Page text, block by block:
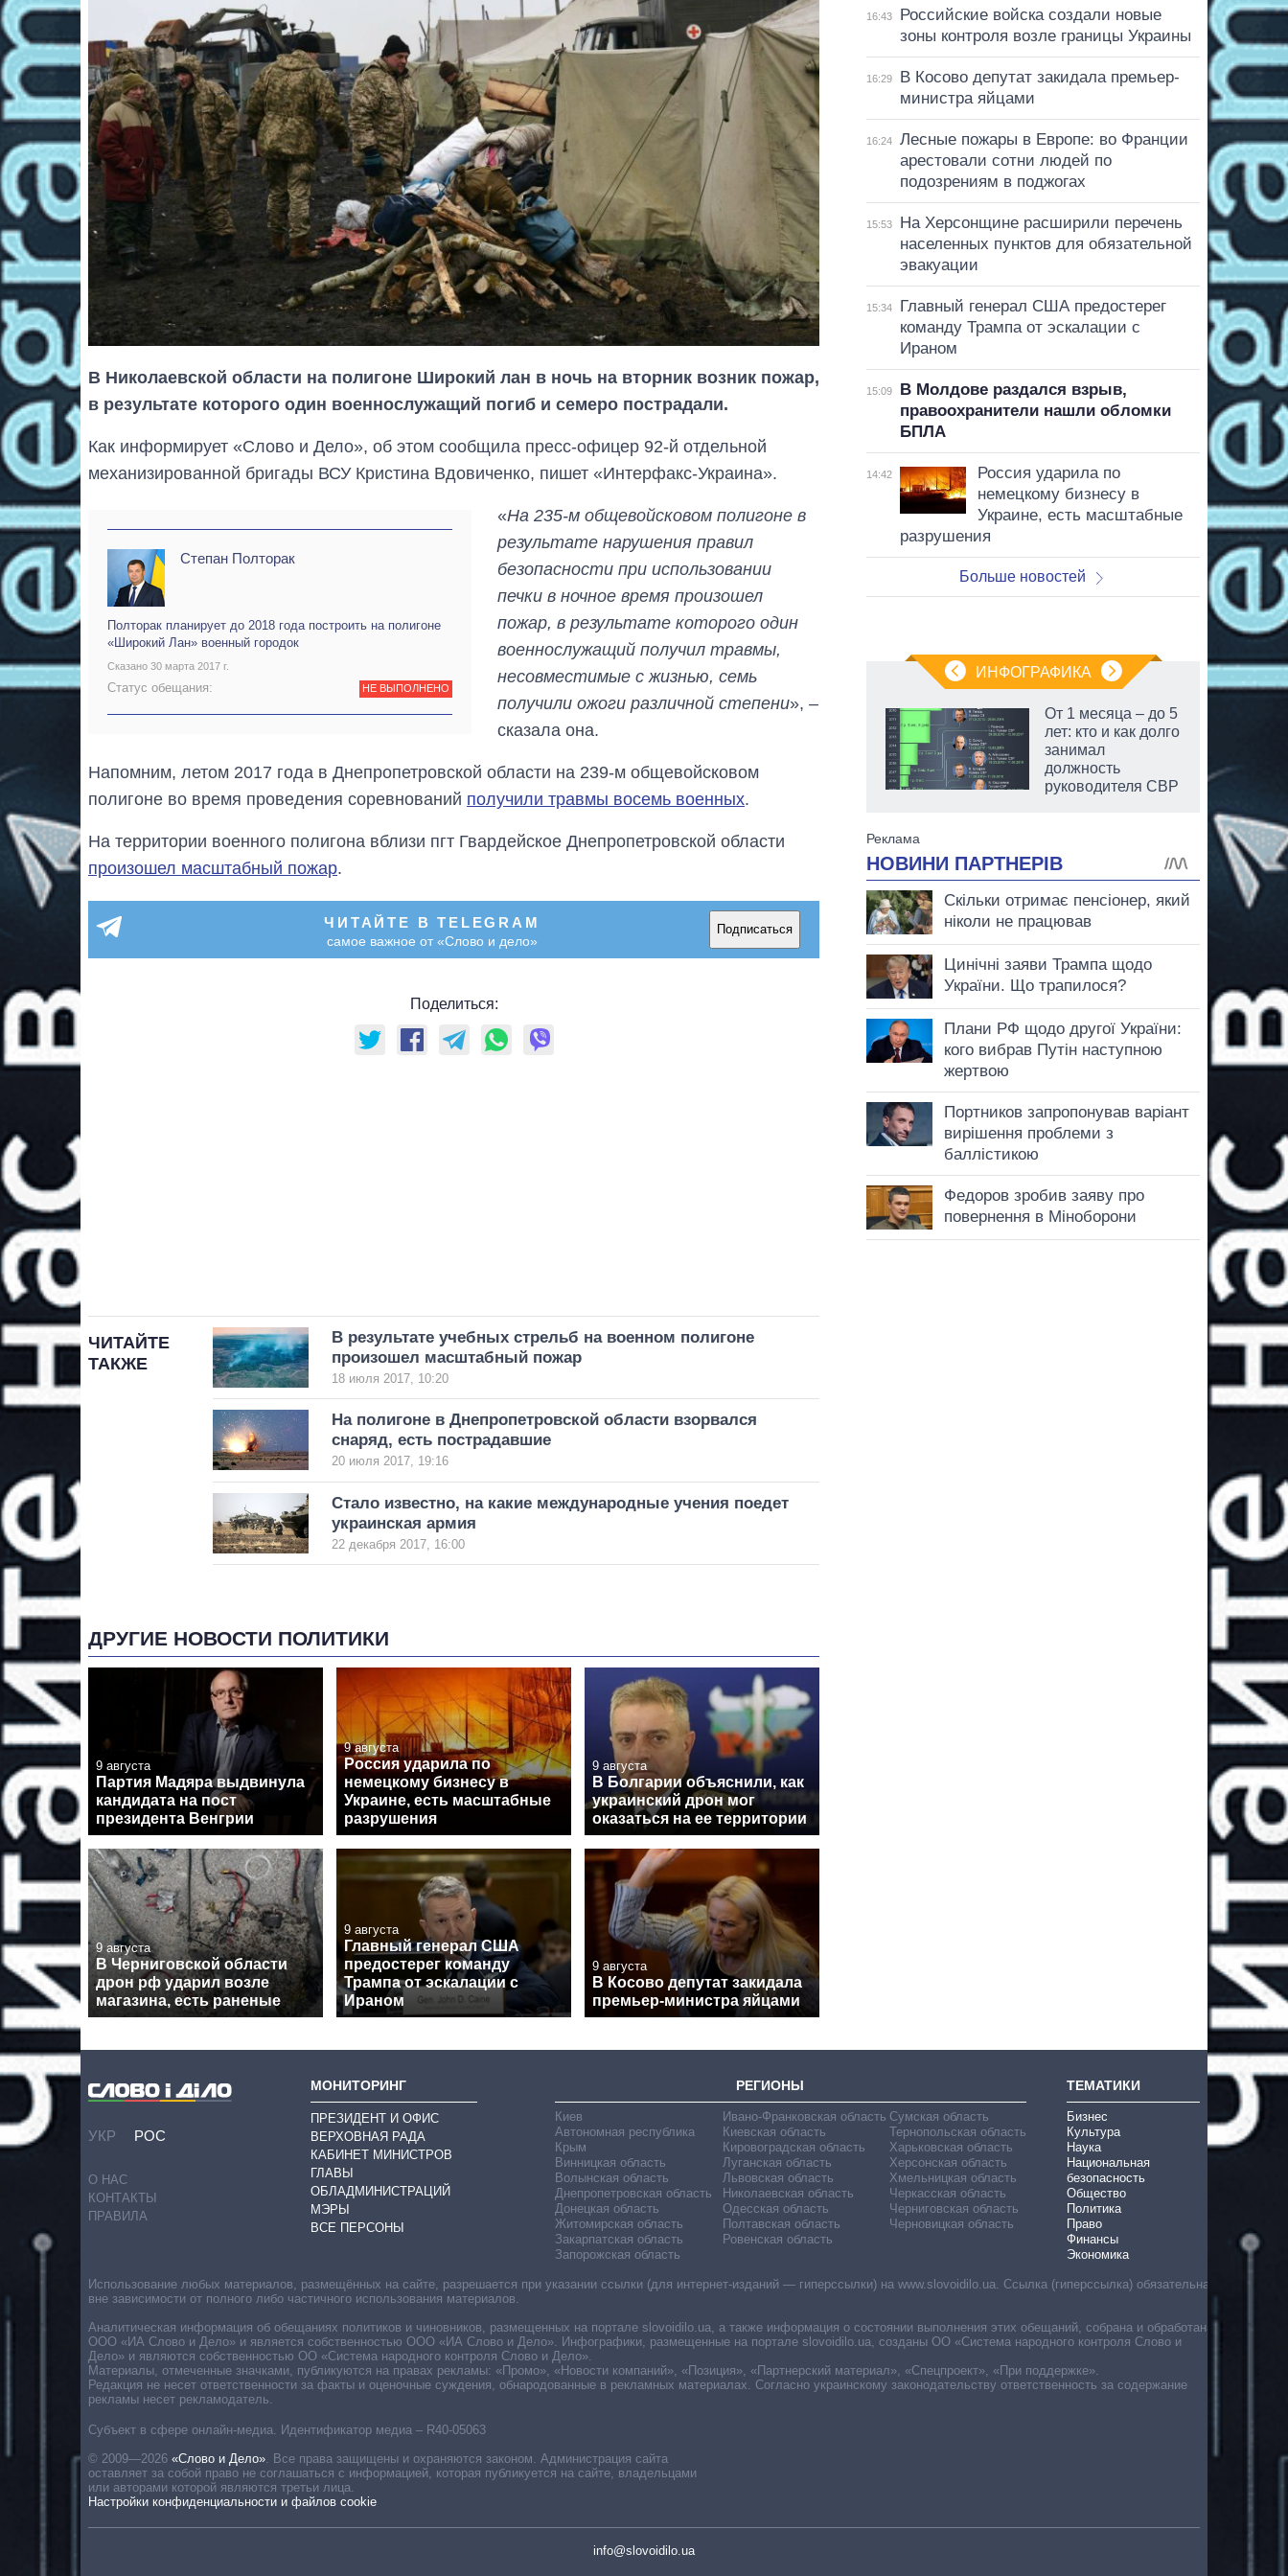
В Николаевской области на полигоне Широкий лан в ночь на вторник возник пожар,
в результате которого один военнослужащий погиб и семеро пострадали.
Как информирует «Слово и Дело», об этом сообщила пресс-офицер 92-й отдельной
механизированной бригады ВСУ Кристина Вдовиченко, пишет «Интерфакс-Украина».
Степан Полторак
Полторак планирует до 2018 года построить на полигоне
«Широкий Лан» военный городок
Сказано 30 марта 2017 г.
Статус обещания: НЕ ВЫПОЛНЕНО
«На 235-м общевойсковом полигоне в
результате нарушения правил
безопасности при использовании
печки в ночное время произошел
пожар, в результате которого один
военнослужащий получил травмы,
несовместимые с жизнью, семь
получили ожоги различной степени», –
сказала она.
Напомним, летом 2017 года в Днепропетровской области на 239-м общевойсковом
полигоне во время проведения соревнований получили травмы восемь военных.
На территории военного полигона вблизи пгт Гвардейское Днепропетровской области
произошел масштабный пожар.
ЧИТАЙТЕ В TELEGRAM
самое важное от «Слово и дело»
Подписаться
Поделиться:
ЧИТАЙТЕ
ТАКЖЕ
В результате учебных стрельб на военном полигоне
произошел масштабный пожар
18 июля 2017, 10:20
На полигоне в Днепропетровской области взорвался
снаряд, есть пострадавшие
20 июля 2017, 19:16
Стало известно, на какие международные учения поедет
украинская армия
22 декабря 2017, 16:00
ДРУГИЕ НОВОСТИ ПОЛИТИКИ
9 августа
Партия Мадяра выдвинула
кандидата на пост
президента Венгрии
9 августа
Россия ударила по
немецкому бизнесу в
Украине, есть масштабные
разрушения
9 августа
В Болгарии объяснили, как
украинский дрон мог
оказаться на ее территории
9 августа
В Черниговской области
дрон рф ударил возле
магазина, есть раненые
9 августа
Главный генерал США
предостерег команду
Трампа от эскалации с
Ираном
9 августа
В Косово депутат закидала
премьер-министра яйцами
16:43
Российские войска создали новые
зоны контроля возле границы Украины
16:29
В Косово депутат закидала премьер-
министра яйцами
16:24
Лесные пожары в Европе: во Франции
арестовали сотни людей по
подозрениям в поджогах
15:53
На Херсонщине расширили перечень
населенных пунктов для обязательной
эвакуации
15:34
Главный генерал США предостерег
команду Трампа от эскалации с
Ираном
15:09
В Молдове раздался взрыв,
правоохранители нашли обломки
БПЛА
14:42
Россия ударила по
немецкому бизнесу в
Украине, есть масштабные
разрушения
Больше новостей
ИНФОГРАФИКА
Как за 10 лет
поступающих в
магистратуру и
От 1 месяца – до 5
лет: кто и как долго
занимал
должность
руководителя СВР
УКР РОС
О НАС
КОНТАКТЫ
ПРАВИЛА
МОНИТОРИНГ
ПРЕЗИДЕНТ И ОФИС
ВЕРХОВНАЯ РАДА
КАБИНЕТ МИНИСТРОВ
ГЛАВЫ
ОБЛАДМИНИСТРАЦИЙ
МЭРЫ
ВСЕ ПЕРСОНЫ
РЕГИОНЫ
Киев
Автономная республика
Крым
Винницкая область
Волынская область
Днепропетровская область
Донецкая область
Житомирская область
Закарпатская область
Запорожская область
Ивано-Франковская область
Киевская область
Кировоградская область
Луганская область
Львовская область
Николаевская область
Одесская область
Полтавская область
Ровенская область
Сумская область
Тернопольская область
Харьковская область
Херсонская область
Хмельницкая область
Черкасская область
Черниговская область
Черновицкая область
ТЕМАТИКИ
Бизнес
Культура
Наука
Национальная
безопасность
Общество
Политика
Право
Финансы
Экономика
Субъект в сфере онлайн-медиа. Идентификатор медиа – R40-05063
© 2009—2026 «Слово и Дело». Все права защищены и охраняются законом. Администрация сайта
оставляет за собой право не соглашаться с информацией, которая публикуется на сайте, владельцами
или авторами которой являются третьи лица.
Настройки конфиденциальности и файлов cookie
info@slovoidilo.ua
Использование любых материалов, размещённых на сайте, разрешается при указании ссылки (для интернет-изданий — гиперссылки) на www.slovoidilo.ua. Ссылка (гиперссылка) обязательна
вне зависимости от полного либо частичного использования материалов.
Аналитическая информация об обещаниях политиков и чиновников, размещенных на портале slovoidilo.ua, а также информация о состоянии выполнения этих обещаний, собрана и обработана
ООО «ИА Слово и Дело» и является собственностью ООО «ИА Слово и Дело». Инфографики, размещенные на портале slovoidilo.ua, созданы ОО «Система народного контроля Слово и
Дело» и являются собственностью ОО «Система народного контроля Слово и Дело».
Материалы, отмеченные значками, публикуются на правах рекламы: «Промо», «Новости компаний», «Позиция», «Партнерский материал», «Спецпроект», «При поддержке».
Редакция не несет ответственности за факты и оценочные суждения, обнародованные в рекламных материалах. Согласно украинскому законодательству ответственность за содержание
рекламы несет рекламодатель.